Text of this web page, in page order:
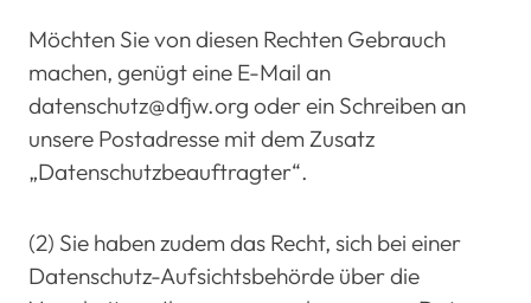
Möchten Sie von diesen Rechten Gebrauch
machen, genügt eine E-Mail an
datenschutz@dfjw.org oder ein Schreiben an
unsere Postadresse mit dem Zusatz
„Datenschutzbeauftragter“.
(2) Sie haben zudem das Recht, sich bei einer
Datenschutz-Aufsichtsbehörde über die